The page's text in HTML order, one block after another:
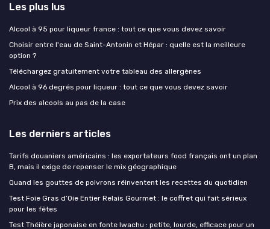
Les plus lus
Alcool à 95 pour liqueur france : tout ce que vous devez savoir
Choisir entre l'eau de Saint-Antonin et Hépar : quelle est la meilleure
option ?
Téléchargez gratuitement votre tableau des allergènes
Alcool à 96 degrés pour liqueur : tout ce que vous devez savoir
Prix des alcools au pas de la case
Les derniers articles
Tarifs douaniers américains : les exportateurs food français ont un plan
B, mais il exige de repenser le mix géographique
Quand les gouttes de poivrons réinventent les recettes du quotidien
Test Foie Gras d’Oie Entier Relais Gourmet : le coffret qui fait sérieux
pour les fêtes
Test Théière japonaise en fonte Iwachu : petite, lourde, efficace pour un